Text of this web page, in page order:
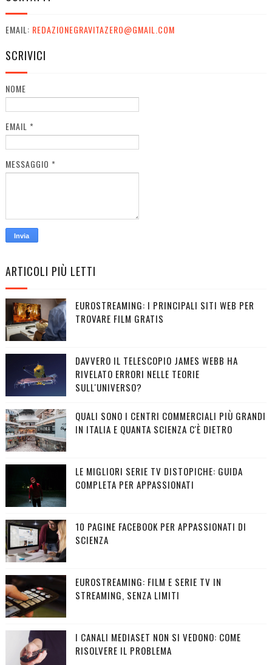
EMAIL: REDAZIONEGRAVITAZERO@GMAIL.COM
SCRIVICI
NOME
EMAIL *
MESSAGGIO *
ARTICOLI PIÙ LETTI
EUROSTREAMING: I PRINCIPALI SITI WEB PER
TROVARE FILM GRATIS
DAVVERO IL TELESCOPIO JAMES WEBB HA
RIVELATO ERRORI NELLE TEORIE
SULL'UNIVERSO?
QUALI SONO I CENTRI COMMERCIALI PIÙ GRANDI
IN ITALIA E QUANTA SCIENZA C'È DIETRO
LE MIGLIORI SERIE TV DISTOPICHE: GUIDA
COMPLETA PER APPASSIONATI
10 PAGINE FACEBOOK PER APPASSIONATI DI
SCIENZA
EUROSTREAMING: FILM E SERIE TV IN
STREAMING, SENZA LIMITI
I CANALI MEDIASET NON SI VEDONO: COME
RISOLVERE IL PROBLEMA